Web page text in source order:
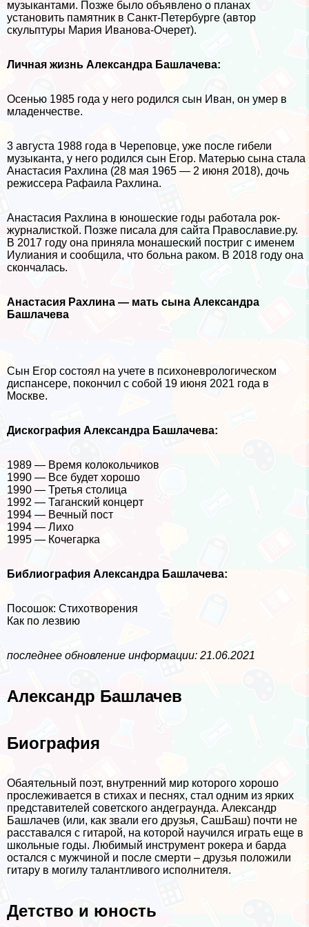
музыкантами. Позже было объявлено о планах
установить памятник в Санкт-Петербурге (автор
скульптуры Мария Иванова-Очерет).
Личная жизнь Александра Башлачева:
Осенью 1985 года у него родился сын Иван, он умер в
младенчестве.
3 августа 1988 года в Череповце, уже после гибели
музыканта, у него родился сын Егор. Матерью сына стала
Анастасия Рахлина (28 мая 1965 — 2 июня 2018), дочь
режиссера Рафаила Рахлина.
Анастасия Рахлина в юношеские годы работала рок-
журналисткой. Позже писала для сайта Православие.ру.
В 2017 году она приняла монашеский постриг с именем
Иулиания и сообщила, что больна paком. В 2018 году она
скончалась.
Анастасия Рахлина — мать сына Александра
Башлачева
Сын Егор состоял на учете в психоневрологическом
диспансере, покончил с собой 19 июня 2021 года в
Москве.
Дискография Александра Башлачева:
1989 — Время колокольчиков
1990 — Все будет хорошо
1990 — Третья столица
1992 — Таганский концерт
1994 — Вечный пост
1994 — Лихо
1995 — Кочегарка
Библиография Александра Башлачева:
Посошок: Стихотворения
Как по лезвию
последнее обновление информации: 21.06.2021
Александр Башлачев
Биография
Обаятельный поэт, внутренний мир которого хорошо
прослеживается в стихах и песнях, стал одним из ярких
представителей советского андеграунда. Александр
Башлачев (или, как звали его друзья, СашБаш) почти не
расставался с гитарой, на которой научился играть еще в
школьные годы. Любимый инструмент рокера и барда
остался с мужчиной и после cмepти – друзья положили
гитару в могилу талантливого исполнителя.
Детство и юность